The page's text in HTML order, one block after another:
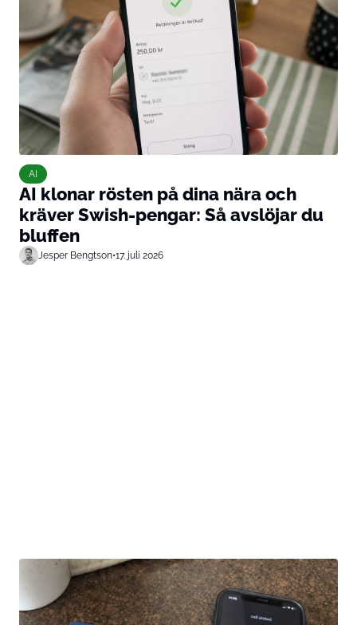
AI
AI klonar rösten på dina nära och
kräver Swish-pengar: Så avslöjar du
bluffen
Jesper Bengtson•17. juli 2026